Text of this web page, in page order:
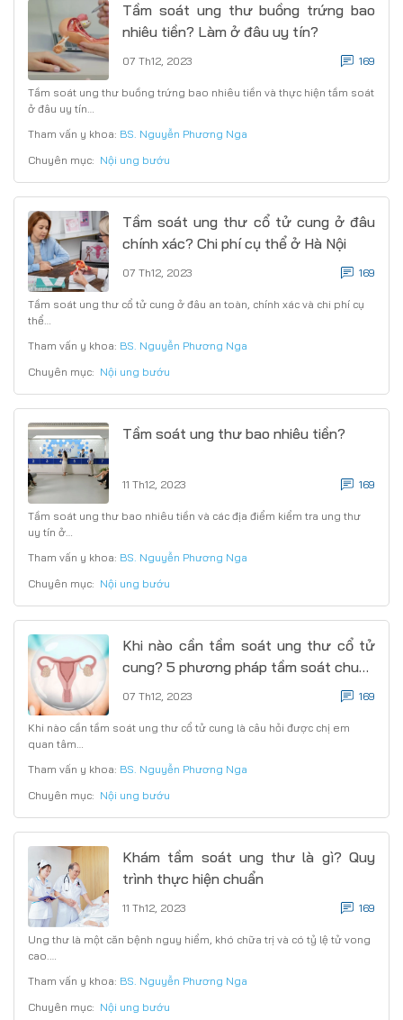
Tầm soát ung thư buồng trứng bao
nhiêu tiền? Làm ở đâu uy tín?
07 Th12, 2023 169
Tầm soát ung thư buồng trứng bao nhiêu tiền và thực hiện tầm soát
ở đâu uy tín…
Tham vấn y khoa: BS. Nguyễn Phương Nga
Chuyên mục: Nội ung bướu
Tầm soát ung thư cổ tử cung ở đâu
chính xác? Chi phí cụ thể ở Hà Nội
07 Th12, 2023 169
Tầm soát ung thư cổ tử cung ở đâu an toàn, chính xác và chi phí cụ
thể…
Tham vấn y khoa: BS. Nguyễn Phương Nga
Chuyên mục: Nội ung bướu
Tầm soát ung thư bao nhiêu tiền?
11 Th12, 2023 169
Tầm soát ung thư bao nhiêu tiền và các địa điểm kiểm tra ung thư
uy tín ở…
Tham vấn y khoa: BS. Nguyễn Phương Nga
Chuyên mục: Nội ung bướu
Khi nào cần tầm soát ung thư cổ tử
cung? 5 phương pháp tầm soát chuẩn
y khoa
07 Th12, 2023 169
Khi nào cần tầm soát ung thư cổ tử cung là câu hỏi được chị em
quan tâm…
Tham vấn y khoa: BS. Nguyễn Phương Nga
Chuyên mục: Nội ung bướu
Khám tầm soát ung thư là gì? Quy
trình thực hiện chuẩn
11 Th12, 2023 169
Ung thư là một căn bệnh nguy hiểm, khó chữa trị và có tỷ lệ tử vong
cao.…
Tham vấn y khoa: BS. Nguyễn Phương Nga
Chuyên mục: Nội ung bướu